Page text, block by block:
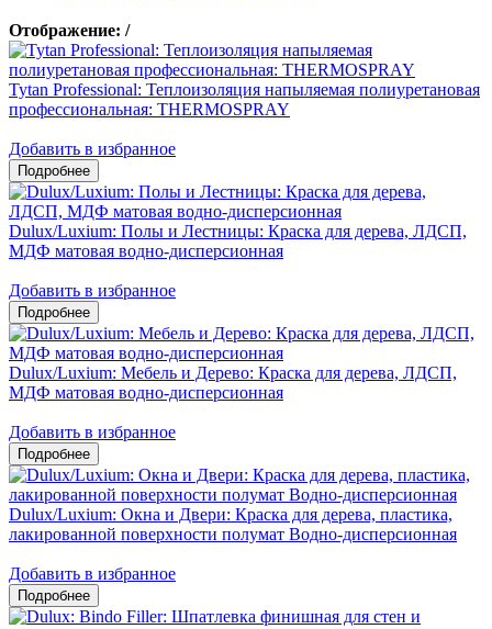
Отображение: /
Tytan Professional: Теплоизоляция напыляемая полиуретановая
профессиональная: THERMOSPRAY
Добавить в избранное
Dulux/Luxium: Полы и Лестницы: Краска для дерева, ЛДСП,
МДФ матовая водно-дисперсионная
Добавить в избранное
Dulux/Luxium: Мебель и Дерево: Краска для дерева, ЛДСП,
МДФ матовая водно-дисперсионная
Добавить в избранное
Dulux/Luxium: Окна и Двери: Краска для дерева, пластика,
лакированной поверхности полумат Водно-дисперсионная
Добавить в избранное